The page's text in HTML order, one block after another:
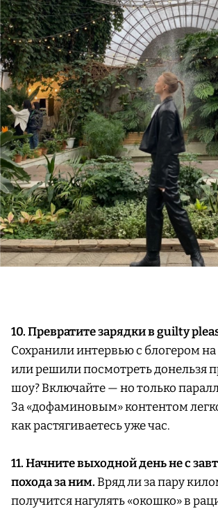
10. Превратите зарядки в guilty
Сохранили интервью с блогером
или решили посмотреть донельзя
шоу? Включайте — но только
За «дофаминовым» контентом
как растягиваетесь уже час.
11. Начните выходной день не с
похода за ним.Вряд ли за пару
получится нагулять «окошко» в